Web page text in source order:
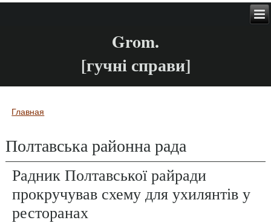
Grom.
[гучні справи]
Вы здесь
Главная
Полтавська районна рада
Радник Полтавської райради
прокручував схему для ухилянтів у
ресторанах